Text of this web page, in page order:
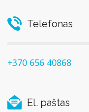
Telefonas
+370 656 40868
El. paštas